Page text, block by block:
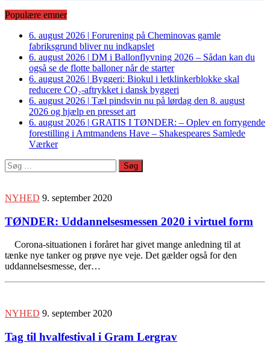
Populære emner
6. august 2026 | Forurening på Cheminovas gamle
fabriksgrund bliver nu indkapslet
6. august 2026 | DM i Ballonflyvning 2026 – Sådan kan du
også se de flotte balloner når de starter
6. august 2026 | Byggeri: Biokul i letklinkerblokke skal
reducere CO₂-aftrykket i dansk byggeri
6. august 2026 | Tæl pindsvin nu på lørdag den 8. august
2026 og hjælp en presset art
6. august 2026 | GRATIS I TØNDER: – Oplev en forrygende
forestilling i Amtmandens Have – Shakespeares Samlede
Værker
Søg
efter:
NYHED 9. september 2020
TØNDER: Uddannelsesmessen 2020 i virtuel form
Corona-situationen i foråret har givet mange anledning til at
tænke nye tanker og prøve nye veje. Det gælder også for den
uddannelsesmesse, der…
NYHED 9. september 2020
Tag til hvalfestival i Gram Lergrav